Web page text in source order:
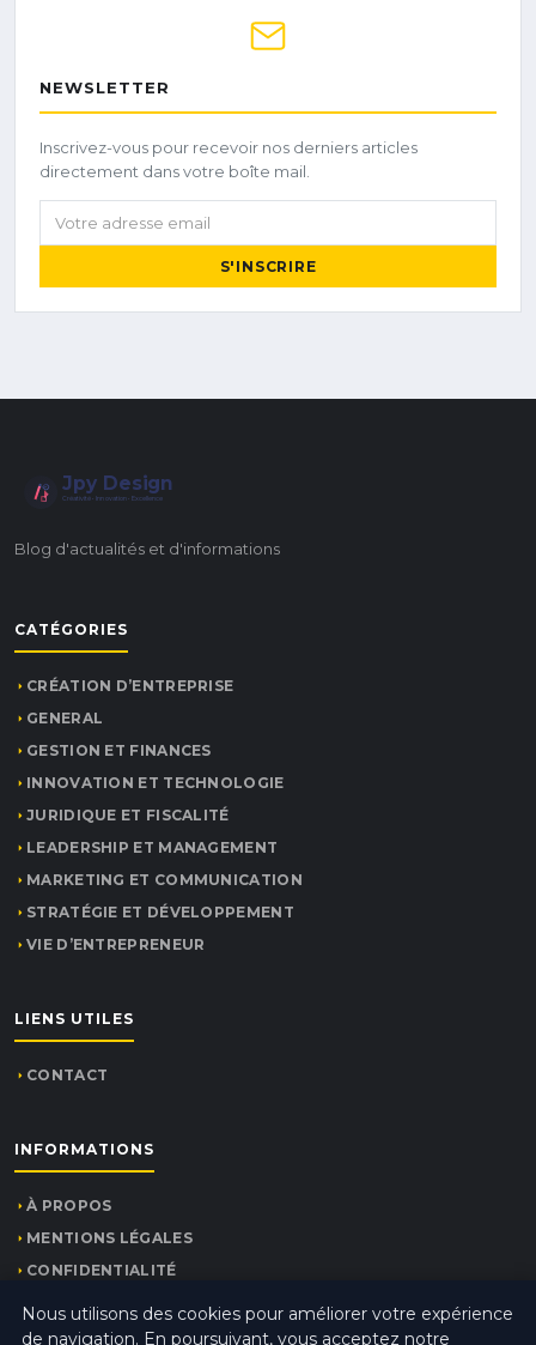
NEWSLETTER
Inscrivez-vous pour recevoir nos derniers articles
directement dans votre boîte mail.
Votre adresse email
S'INSCRIRE
Jpy Design
Créativité • Innovation • Excellence
Blog d'actualités et d'informations
CATÉGORIES
CRÉATION D’ENTREPRISE
GENERAL
GESTION ET FINANCES
INNOVATION ET TECHNOLOGIE
JURIDIQUE ET FISCALITÉ
LEADERSHIP ET MANAGEMENT
MARKETING ET COMMUNICATION
STRATÉGIE ET DÉVELOPPEMENT
VIE D’ENTREPRENEUR
LIENS UTILES
CONTACT
INFORMATIONS
À PROPOS
MENTIONS LÉGALES
CONFIDENTIALITÉ
PLAN DU SITE
Nous utilisons des cookies pour améliorer votre expérience
de navigation. En poursuivant, vous acceptez notre